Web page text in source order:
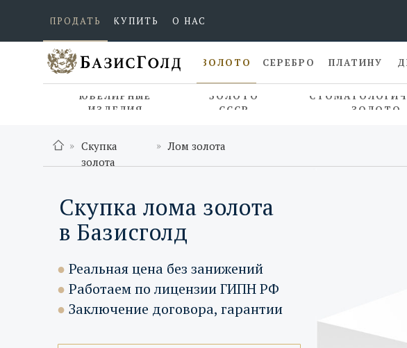
ПРОДАТЬ КУПИТЬ О НАС
ЗОЛОТО СЕРЕБРО ПЛАТИНУ
ЮВЕЛИРНЫЕ
ИЗДЕЛИЯ
ЗОЛОТО
СССР
ЗОЛОТО
Скупка
золота
Лом золота
» »
● Реальная цена без занижений
● Работаем по лицензии ГИПН РФ
● Заключение договора, гарантии
Скупка лома золота
в Базисголд